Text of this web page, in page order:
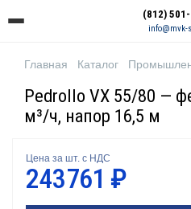
(812)
info@mvk-
Главная Каталог
Pedrollo VX 55/80 —
м³/ч, напор 16,5 м
Цена за шт. с НДС
243 761 ₽